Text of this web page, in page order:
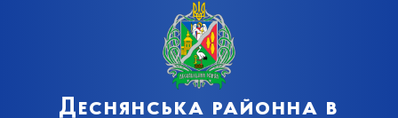
Деснянська районна в